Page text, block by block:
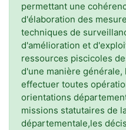
permettant une
d'élaboration des
techniques de
d'amélioration et
ressources piscicoles
d'une manière
effectuer toutes
orientations
missions statutaires de
départementale,les